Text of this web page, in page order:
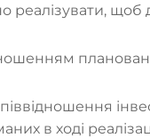
реалізувати, щоб
в ході